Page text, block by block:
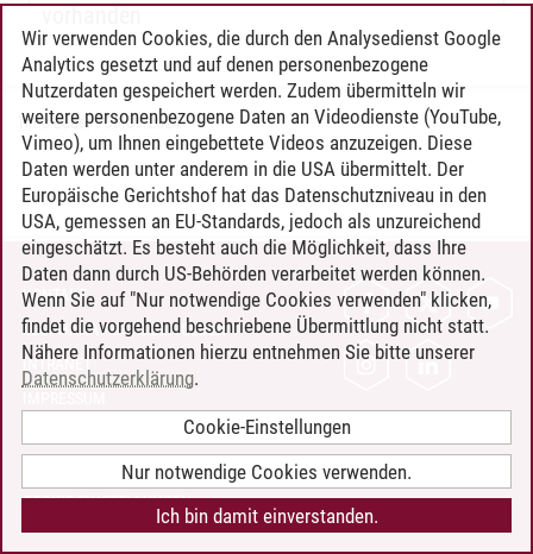
vorhanden
Timo Leder/30.06.2024
KONTAKT
LEUPHANA ALS ARBEITGEBER
INTRANET
BARRIEREFREIHEIT
COOKIE-EINSTELLUNGEN
Wir verwenden Cookies, die durch den Analysedienst Google
Analytics gesetzt und auf denen personenbezogene
Nutzerdaten gespeichert werden. Zudem übermitteln wir
weitere personenbezogene Daten an Videodienste (YouTube,
Vimeo), um Ihnen eingebettete Videos anzuzeigen. Diese
Daten werden unter anderem in die USA übermittelt. Der
Europäische Gerichtshof hat das Datenschutzniveau in den
USA, gemessen an EU-Standards, jedoch als unzureichend
eingeschätzt. Es besteht auch die Möglichkeit, dass Ihre
Daten dann durch US-Behörden verarbeitet werden können.
Wenn Sie auf "Nur notwendige Cookies verwenden" klicken,
findet die vorgehend beschriebene Übermittlung nicht statt.
Nähere Informationen hierzu entnehmen Sie bitte unserer
Datenschutzerklärung.
Cookie-Einstellungen
Nur notwendige Cookies verwenden.
Ich bin damit einverstanden.